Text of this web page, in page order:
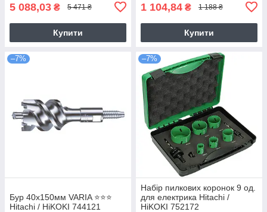
5 088,03 ₴ 5 471 ₴
Купити
1 104,84 ₴ 1 188 ₴
Купити
–7%
Бур 40х150мм VARIA ⭐️⭐️⭐️
Hitachi / HiKOKI 744121
–7%
Набір пилкових коронок 9 од.
для електрика Hitachi /
HiKOKI 752172